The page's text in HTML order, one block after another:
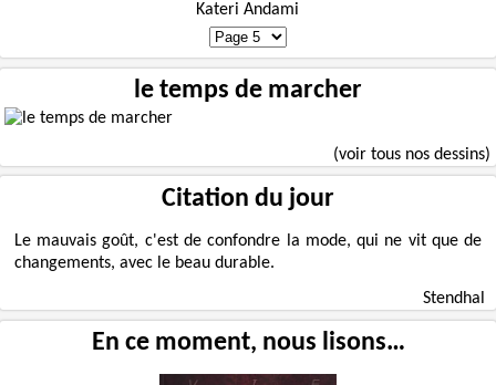
Kateri Andami
le temps de marcher
(voir tous nos dessins)
Citation du jour
Le mauvais goût, c'est de confondre la mode, qui ne vit que de
changements, avec le beau durable.
Stendhal
En ce moment, nous lisons…